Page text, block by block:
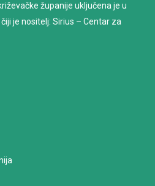
županije uključena je u
je nositelj: Sirius – Centar za